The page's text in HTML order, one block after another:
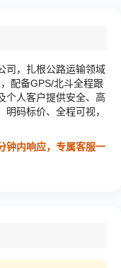
司，扎根公路运输领域
配备GPS/北斗全程跟
个人客户提供安全、高
码标价、全程可视，
钟内响应，专属客服一